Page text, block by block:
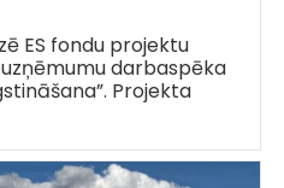
ES fondu projektu
darbaspēka
Projekta